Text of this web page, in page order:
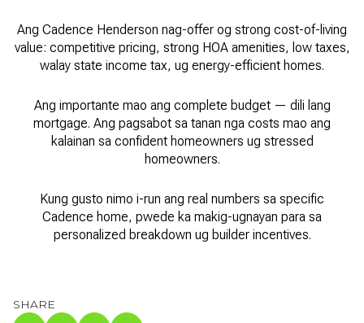
Ang Cadence Henderson nag-offer og strong cost-of-living
value: competitive pricing, strong HOA amenities, low taxes,
walay state income tax, ug energy-efficient homes.
Ang importante mao ang complete budget — dili lang
mortgage. Ang pagsabot sa tanan nga costs mao ang
kalainan sa confident homeowners ug stressed
homeowners.
Kung gusto nimo i-run ang real numbers sa specific
Cadence home, pwede ka makig-ugnayan para sa
personalized breakdown ug builder incentives.
SHARE